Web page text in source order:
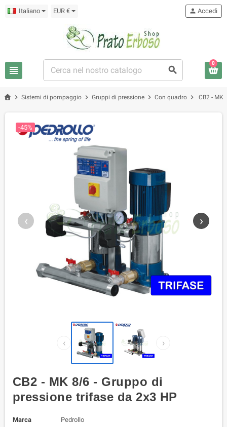
Italiano EUR €
view_headline search
person Accedi
0
chevron_right Sistemi di pompaggio chevron_right Gruppi di pressione chevron_right Con quadro chevron_right CB2 - MK
‹ ›
‹ ›
-45%
CB2 - MK 8/6 - Gruppo di
pressione trifase da 2x3 HP
Marca
Pedrollo